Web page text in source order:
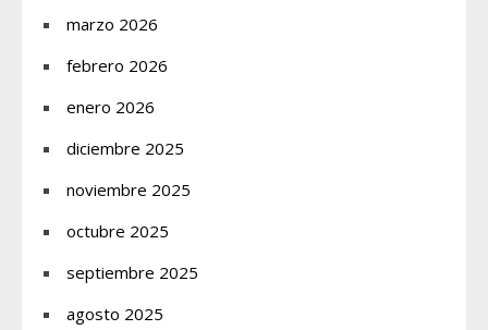
marzo 2026
febrero 2026
enero 2026
diciembre 2025
noviembre 2025
octubre 2025
septiembre 2025
agosto 2025